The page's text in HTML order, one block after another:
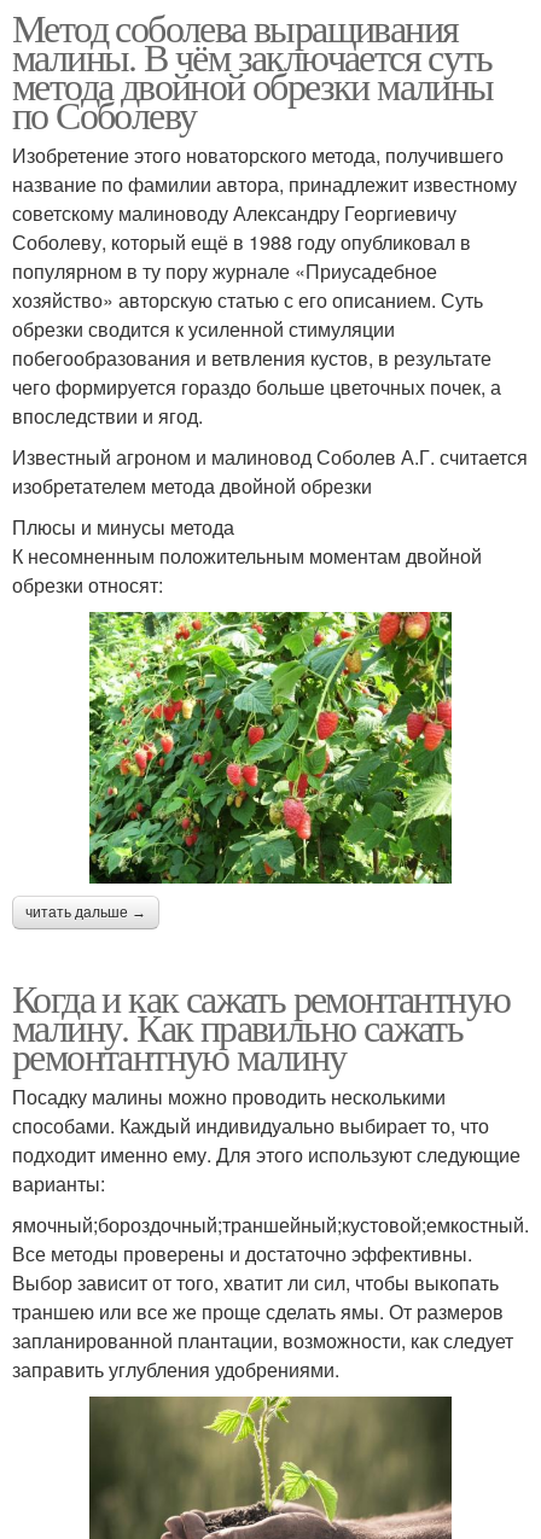
Метод соболева выращивания
малины. В чём заключается суть
метода двойной обрезки малины
по Соболеву
Изобретение этого новаторского метода, получившего
название по фамилии автора, принадлежит известному
советскому малиноводу Александру Георгиевичу
Соболеву, который ещё в 1988 году опубликовал в
популярном в ту пору журнале «Приусадебное
хозяйство» авторскую статью с его описанием. Суть
обрезки сводится к усиленной стимуляции
побегообразования и ветвления кустов, в результате
чего формируется гораздо больше цветочных почек, а
впоследствии и ягод.
Известный агроном и малиновод Соболев А.Г. считается
изобретателем метода двойной обрезки
Плюсы и минусы метода
К несомненным положительным моментам двойной
обрезки относят:
читать дальше →
Когда и как сажать ремонтантную
малину. Как правильно сажать
ремонтантную малину
Посадку малины можно проводить несколькими
способами. Каждый индивидуально выбирает то, что
подходит именно ему. Для этого используют следующие
варианты:
ямочный;бороздочный;траншейный;кустовой;емкостный.
Все методы проверены и достаточно эффективны.
Выбор зависит от того, хватит ли сил, чтобы выкопать
траншею или все же проще сделать ямы. От размеров
запланированной плантации, возможности, как следует
заправить углубления удобрениями.